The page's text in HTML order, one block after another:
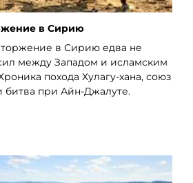
в Сирию
в Сирию едва не
между Западом и исламским
похода Хулагу-хана, союз
битва при Айн-Джалуте.